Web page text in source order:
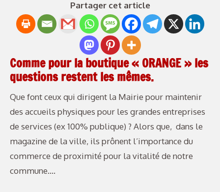
Partager cet article
Comme pour la boutique « ORANGE » les
questions restent les mêmes.
Que font ceux qui dirigent la Mairie pour maintenir
des accueils physiques pour les grandes entreprises
de services (ex 100% publique) ? Alors que, dans le
magazine de la ville, ils prônent l’importance du
commerce de proximité pour la vitalité de notre
commune….